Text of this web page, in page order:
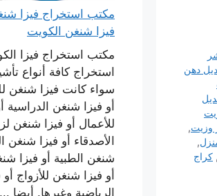
دهن
وزيت,
,
, كراج
فيزا شنغن الكويت
مكتب استخراج فيزا
استخراج كافة أنواع
سواء كانت فيزا شنغن
أو فيزا شنغن الدراسية
للأعمال أو فيزا شنغن
الأصدقاء أو فيزا شنغن
شنغن الطبية أو فيزا
أو فيزا شنغن للأزواج
الرياضية وغيرها. أيضا ...